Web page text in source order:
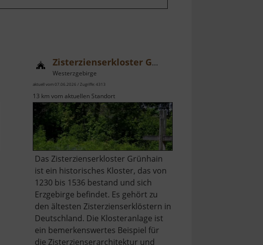
Zisterzienserkloster Grünhain
Westerzgebirge
aktuell vom 07.06.2026 / Zugriffe: 4313
13 km vom aktuellen Standort
Das Zisterzienserkloster Grünhain
ist ein historisches Kloster, das von
1230 bis 1536 bestand und sich
Erzgebirge befindet. Es gehört zu
den ältesten Zisterzienserklöstern in
Deutschland. Die Klosteranlage ist
ein bemerkenswertes Beispiel für
die Zisterzienserarchitektur und